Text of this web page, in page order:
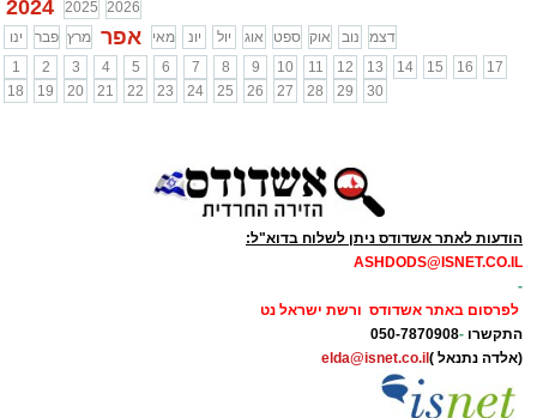
2024 2025 2026
ינו
פבר מרץ אפר מאי יונ יול אוג ספט אוק נוב
דצמ
1
2 3 4 5 6 7 8 9 10 11 12 13 14 15 16
17
18
19 20 21 22 23 24 25 26 27 28 29 30
הודעות לאתר אשדודס ניתן לשלוח בדוא"ל:
ASHDODS@ISNET.CO.IL
-
לפרסום באתר אשדודס ורשת ישראל נט
התקשרו -
050-7870908
(אלדה נתנאל ) elda@isnet.co.il